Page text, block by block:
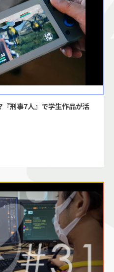
刑事7人』で学生作品が活